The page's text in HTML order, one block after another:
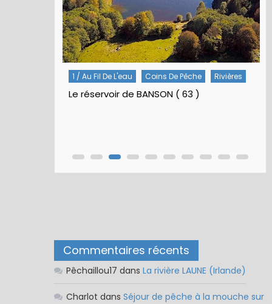
5 / Fiches Montage Artificielles
Commentaires récents
Pêchaillou17 dans La rivière LAUNE (Irlande)
Charlot dans Séjour de pêche à la mouche sur